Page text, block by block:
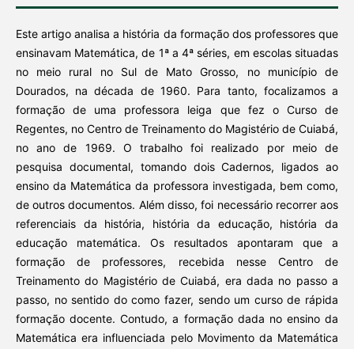
Este artigo analisa a história da formação dos professores que
ensinavam Matemática, de 1ª a 4ª séries, em escolas situadas
no meio rural no Sul de Mato Grosso, no município de
Dourados, na década de 1960. Para tanto, focalizamos a
formação de uma professora leiga que fez o Curso de
Regentes, no Centro de Treinamento do Magistério de Cuiabá,
no ano de 1969. O trabalho foi realizado por meio de
pesquisa documental, tomando dois Cadernos, ligados ao
ensino da Matemática da professora investigada, bem como,
de outros documentos. Além disso, foi necessário recorrer aos
referenciais da história, história da educação, história da
educação matemática. Os resultados apontaram que a
formação de professores, recebida nesse Centro de
Treinamento do Magistério de Cuiabá, era dada no passo a
passo, no sentido do como fazer, sendo um curso de rápida
formação docente. Contudo, a formação dada no ensino da
Matemática era influenciada pelo Movimento da Matemática